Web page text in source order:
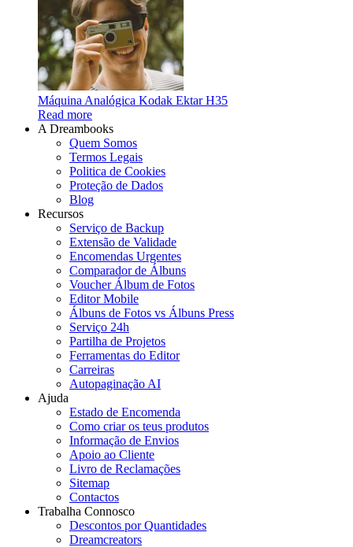
Máquina Analógica Kodak Ektar H35
Read more
A Dreambooks
Quem Somos
Termos Legais
Politica de Cookies
Proteção de Dados
Blog
Recursos
Serviço de Backup
Extensão de Validade
Encomendas Urgentes
Comparador de Álbuns
Voucher Álbum de Fotos
Editor Mobile
Álbuns de Fotos vs Álbuns Press
Serviço 24h
Partilha de Projetos
Ferramentas do Editor
Carreiras
Autopaginação AI
Ajuda
Estado de Encomenda
Como criar os teus produtos
Informação de Envios
Apoio ao Cliente
Livro de Reclamações
Sitemap
Contactos
Trabalha Connosco
Descontos por Quantidades
Dreamcreators